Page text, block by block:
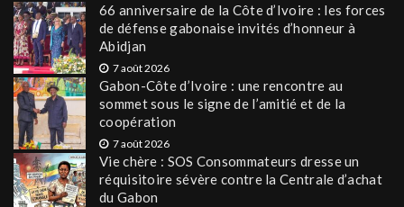
66 anniversaire de la Côte d’Ivoire : les forces
de défense gabonaise invités d’honneur à
Abidjan
7 août 2026
Gabon-Côte d’Ivoire : une rencontre au
sommet sous le signe de l’amitié et de la
coopération
7 août 2026
Vie chère : SOS Consommateurs dresse un
réquisitoire sévère contre la Centrale d’achat
du Gabon